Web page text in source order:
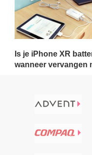
Is je iPhone XR
wanneer vervangen